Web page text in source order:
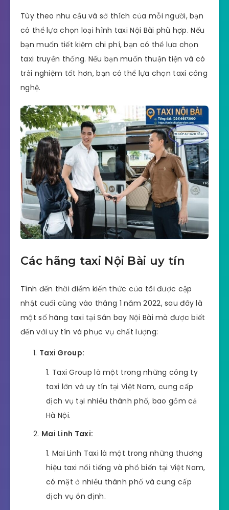
Tùy theo nhu cầu và sở thích của mỗi người, bạn
có thể lựa chọn loại hình taxi Nội Bài phù hợp. Nếu
bạn muốn tiết kiệm chi phí, bạn có thể lựa chọn
taxi truyền thống. Nếu bạn muốn thuận tiện và có
trải nghiệm tốt hơn, bạn có thể lựa chọn taxi công
nghệ.
Các hãng taxi Nội Bài uy tín
Tính đến thời điểm kiến thức của tôi được cập
nhật cuối cùng vào tháng 1 năm 2022, sau đây là
một số hãng taxi tại Sân bay Nội Bài mà được biết
đến với uy tín và phục vụ chất lượng:
Taxi Group:
Taxi Group là một trong những công ty
taxi lớn và uy tín tại Việt Nam, cung cấp
dịch vụ tại nhiều thành phố, bao gồm cả
Hà Nội.
Mai Linh Taxi:
Mai Linh Taxi là một trong những thương
hiệu taxi nổi tiếng và phổ biến tại Việt Nam,
có mặt ở nhiều thành phố và cung cấp
dịch vụ ổn định.